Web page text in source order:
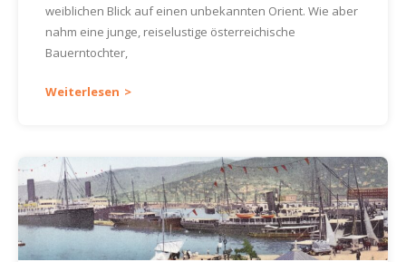
weiblichen Blick auf einen unbekannten Orient. Wie aber
nahm eine junge, reiselustige österreichische
Bauerntochter,
Weiterlesen